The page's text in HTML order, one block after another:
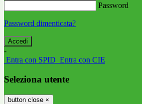
Password
Password dimenticata?
-
Entra con SPID Entra con CIE
Seleziona utente
button close ×